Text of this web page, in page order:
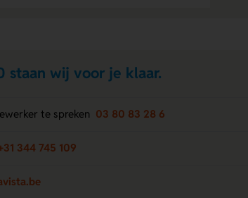
staan wij voor je klaar.
te spreken 03 80 83 28 6
344 745 109